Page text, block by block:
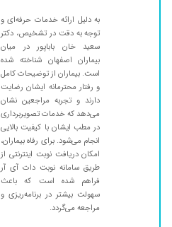
به دلیل ارائه خدمات حرفه‌ای و
توجه به دقت در تشخیص، دکتر
سعید خان باباپور در میان
بیماران اصفهان شناخته شده
است. بیماران از توضیحات کامل
و رفتار محترمانه ایشان رضایت
دارند و تجربه مراجعین نشان
می‌دهد که خدمات تصویربرداری
در مطب ایشان با کیفیت بالایی
انجام می‌شود. برای رفاه بیماران،
امکان دریافت نوبت اینترنتی از
طریق سامانه نوبت دات آی آر
فراهم شده است که باعث
سهولت بیشتر در برنامه‌ریزی و
مراجعه می‌گردد.